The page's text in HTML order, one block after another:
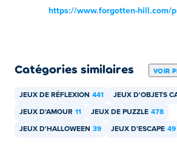
https://www.forgotten-hill.com/
Catégories similaires VOIR
JEUX DE RÉFLEXION 441 JEUX D'OBJETS
JEUX D'AMOUR 11 JEUX DE PUZZLE 478
JEUX D'HALLOWEEN 39 JEUX D'ESCAPE 49